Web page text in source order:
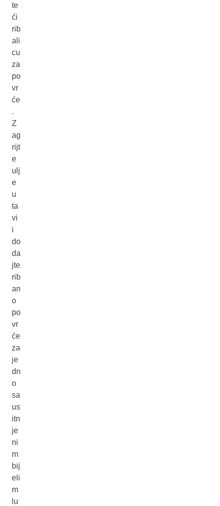
te
ći
rib
ali
cu
za
po
vr
će
.
Z
ag
rijt
e
ulj
e
u
ta
vi
i
do
da
jte
rib
an
o
po
vr
će
za
je
dn
o
sa
us
itn
je
ni
m
bij
eli
m
lu